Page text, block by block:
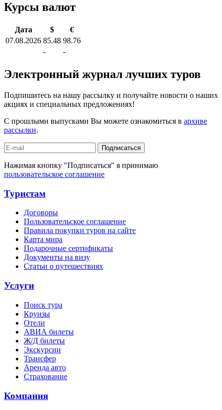
Курсы валют
Дата $
€
07.08.2026 85.48 98.76
-
-
Электронный журнал лучших туров
Подпишитесь на нашу рассылку и получайте новости о наших
акциях и специальных предложениях!
С прошлыми выпусками Вы можете ознакомиться в архиве
рассылки.
Подписаться
Нажимая кнопку "Подписаться" я принимаю
пользовательское соглашение
Туристам
Договоры
Пользовательское соглашение
Правила покупки туров на сайте
Карта мира
Подарочные сертификаты
Документы на визу
Статьи о путешествиях
Услуги
Поиск тура
Круизы
Отели
АВИА билеты
Ж/Д билеты
Экскурсии
Трансфер
Аренда авто
Страхование
Компания